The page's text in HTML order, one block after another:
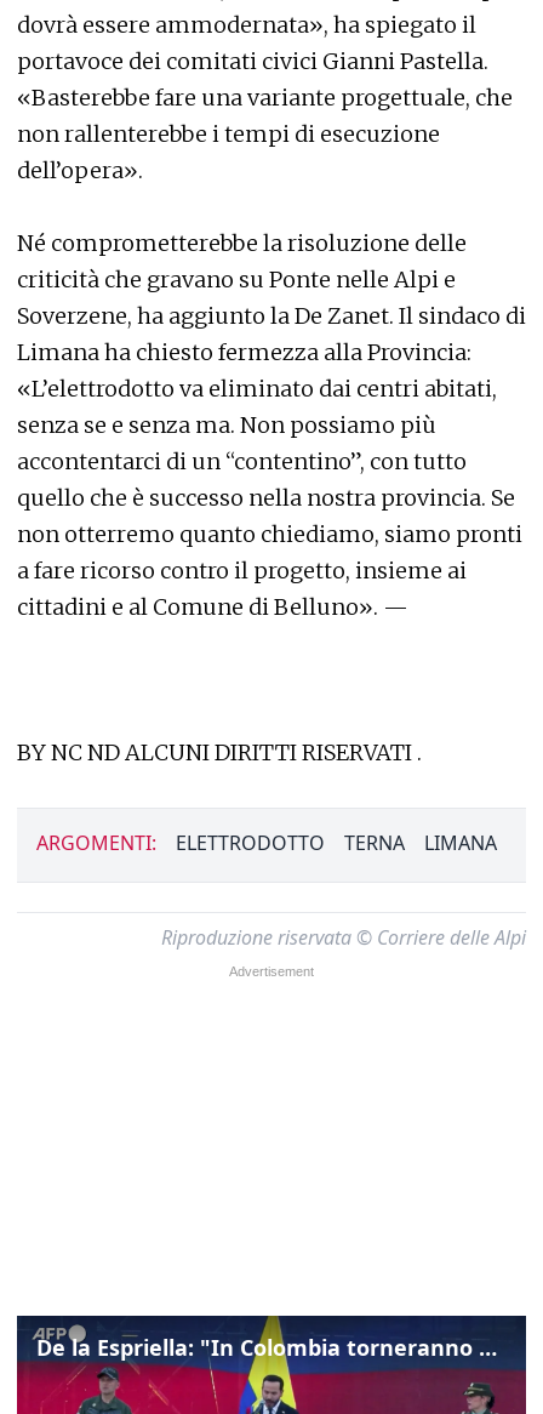
dovrà essere ammodernata», ha spiegato il
portavoce dei comitati civici Gianni Pastella.
«Basterebbe fare una variante progettuale, che
non rallenterebbe i tempi di esecuzione
dell’opera».
Né comprometterebbe la risoluzione delle
criticità che gravano su Ponte nelle Alpi e
Soverzene, ha aggiunto la De Zanet. Il sindaco di
Limana ha chiesto fermezza alla Provincia:
«L’elettrodotto va eliminato dai centri abitati,
senza se e senza ma. Non possiamo più
accontentarci di un “contentino”, con tutto
quello che è successo nella nostra provincia. Se
non otterremo quanto chiediamo, siamo pronti
a fare ricorso contro il progetto, insieme ai
cittadini e al Comune di Belluno». —
BY NC ND ALCUNI DIRITTI RISERVATI .
ARGOMENTI: ELETTRODOTTO TERNA LIMANA
Riproduzione riservata © Corriere delle Alpi
De la Espriella: "In Colombia torneranno ordine, autorità e libertà"